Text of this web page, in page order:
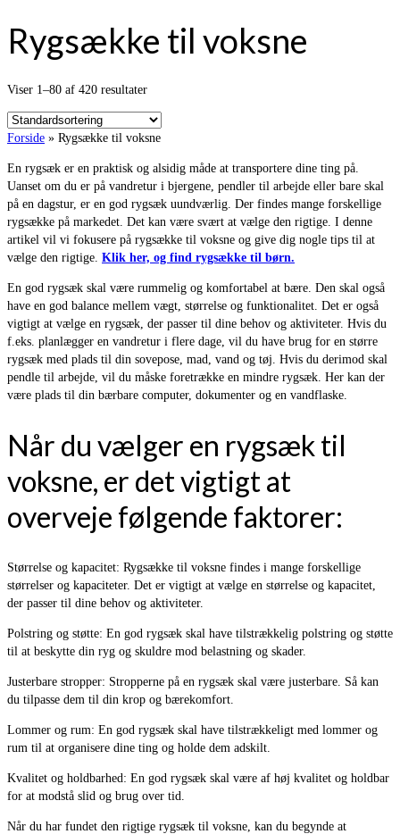
Rygsække til voksne
Viser 1–80 af 420 resultater
Forside » Rygsække til voksne
En rygsæk er en praktisk og alsidig måde at transportere dine ting på.
Uanset om du er på vandretur i bjergene, pendler til arbejde eller bare skal
på en dagstur, er en god rygsæk uundværlig. Der findes mange forskellige
rygsække på markedet. Det kan være svært at vælge den rigtige. I denne
artikel vil vi fokusere på rygsække til voksne og give dig nogle tips til at
vælge den rigtige. Klik her, og find rygsække til børn.
En god rygsæk skal være rummelig og komfortabel at bære. Den skal også
have en god balance mellem vægt, størrelse og funktionalitet. Det er også
vigtigt at vælge en rygsæk, der passer til dine behov og aktiviteter. Hvis du
f.eks. planlægger en vandretur i flere dage, vil du have brug for en større
rygsæk med plads til din sovepose, mad, vand og tøj. Hvis du derimod skal
pendle til arbejde, vil du måske foretrække en mindre rygsæk. Her kan der
være plads til din bærbare computer, dokumenter og en vandflaske.
Når du vælger en rygsæk til
voksne, er det vigtigt at
overveje følgende faktorer:
Størrelse og kapacitet: Rygsække til voksne findes i mange forskellige
størrelser og kapaciteter. Det er vigtigt at vælge en størrelse og kapacitet,
der passer til dine behov og aktiviteter.
Polstring og støtte: En god rygsæk skal have tilstrækkelig polstring og støtte
til at beskytte din ryg og skuldre mod belastning og skader.
Justerbare stropper: Stropperne på en rygsæk skal være justerbare. Så kan
du tilpasse dem til din krop og bærekomfort.
Lommer og rum: En god rygsæk skal have tilstrækkeligt med lommer og
rum til at organisere dine ting og holde dem adskilt.
Kvalitet og holdbarhed: En god rygsæk skal være af høj kvalitet og holdbar
for at modstå slid og brug over tid.
Når du har fundet den rigtige rygsæk til voksne, kan du begynde at